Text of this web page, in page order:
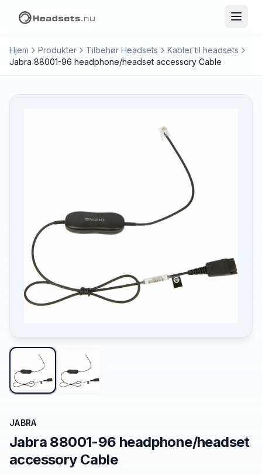
Hjem Produkter Tilbehør Headsets
Kabler til headsets
Jabra 88001-96 headphone/headset accessory Cable
JABRA
Jabra 88001-96 headphone/headset
accessory Cable